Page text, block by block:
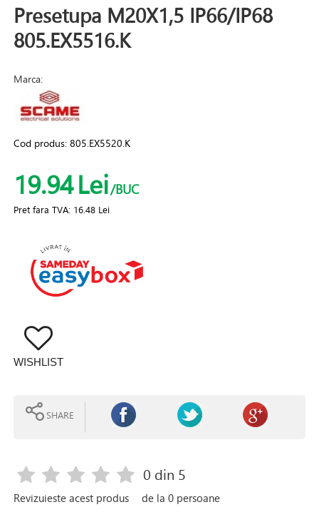
Presetupa M20X1,5 IP66/IP68
805.EX5516.K
Marca:
Cod produs:805.EX5520.K
19.94Lei/BUC
Pret fara TVA: 16.48 Lei
WISHLIST
SHARE
Revizuieste acest produs
0 din 5
de la0 persoane